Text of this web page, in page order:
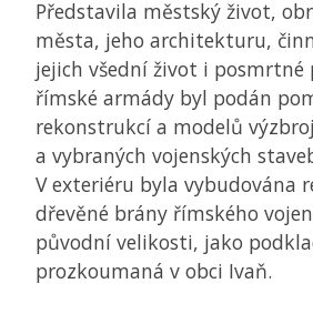
Představila městský život,
města, jeho architekturu,
jejich všední život i posmrtné
římské armády byl podán
rekonstrukcí a modelů
a vybraných vojenských
V exteriéru byla vybudována
dřevěné brány římského
původní velikosti, jako
prozkoumaná v obci Ivaň.